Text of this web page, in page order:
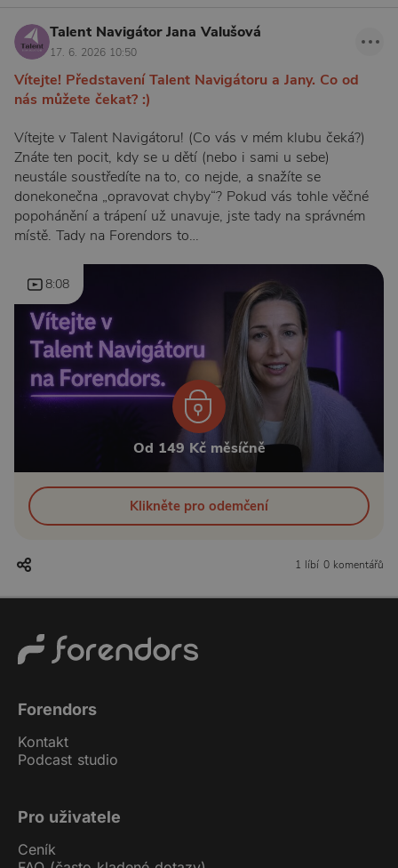
Talent Navigátor Jana Valušová
17. 6. 2026 10:50
Vítejte! Představení Talent Navigátoru a Jany. Co od
nás můžete čekat? :)
Vítejte v Talent Navigátoru! (Co vás v mém klubu čeká?)
Znáte ten pocit, kdy se u dětí (nebo i sami u sebe)
neustále soustředíte na to, co nejde, a snažíte se
donekonečna „opravovat chyby“? Pokud vás tohle věčné
popohánění a trápení už unavuje, jste tady na správném
místě. Tady na Forendors to…
8:08
Od 149 Kč měsíčně
Klikněte pro odemčení
1 líbí 0 komentářů
Forendors
Kontakt
Podcast studio
Pro uživatele
Ceník